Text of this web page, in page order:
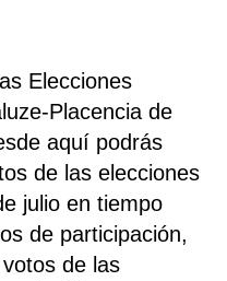
Elecciones
Placencia de
aquí podrás
de las elecciones
julio en tiempo
de participación,
de las